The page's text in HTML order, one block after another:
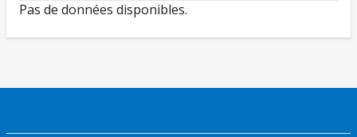
Pas de données disponibles.